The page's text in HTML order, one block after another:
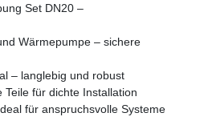
Set DN20 –
Wärmepumpe – sichere
– langlebig und robust
Teile für dichte Installation
für anspruchsvolle Systeme